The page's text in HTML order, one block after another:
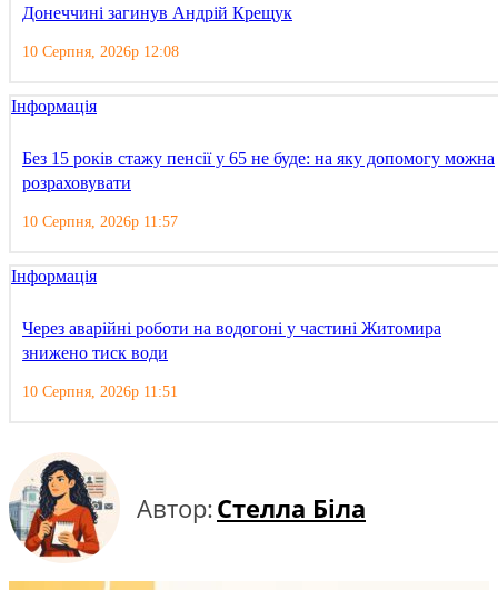
Донеччині загинув Андрій Крещук
10 Серпня, 2026р 12:08
Інформація
Без 15 років стажу пенсії у 65 не буде: на яку допомогу можна
розраховувати
10 Серпня, 2026р 11:57
Інформація
Через аварійні роботи на водогоні у частині Житомира
знижено тиск води
10 Серпня, 2026р 11:51
Автор:Стелла Біла